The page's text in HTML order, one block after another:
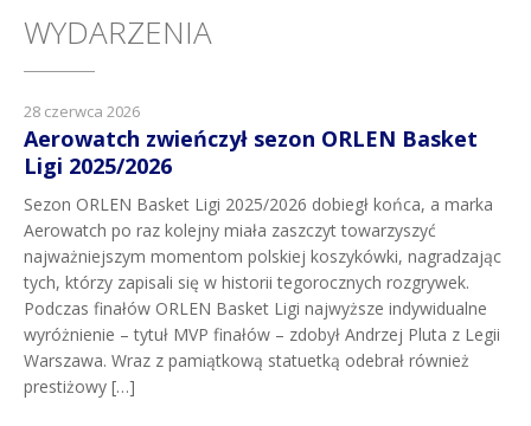
WYDARZENIA
28 czerwca 2026
Aerowatch zwieńczył sezon ORLEN Basket
Ligi 2025/2026
Sezon ORLEN Basket Ligi 2025/2026 dobiegł końca, a marka
Aerowatch po raz kolejny miała zaszczyt towarzyszyć
najważniejszym momentom polskiej koszykówki, nagradzając
tych, którzy zapisali się w historii tegorocznych rozgrywek.
Podczas finałów ORLEN Basket Ligi najwyższe indywidualne
wyróżnienie – tytuł MVP finałów – zdobył Andrzej Pluta z Legii
Warszawa. Wraz z pamiątkową statuetką odebrał również
prestiżowy […]